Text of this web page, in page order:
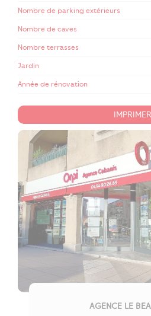
Nombre de parking extérieurs
Nombre de caves
Nombre terrasses
Jardin
Année de rénovation
IMPRIMER
AGENCE LE